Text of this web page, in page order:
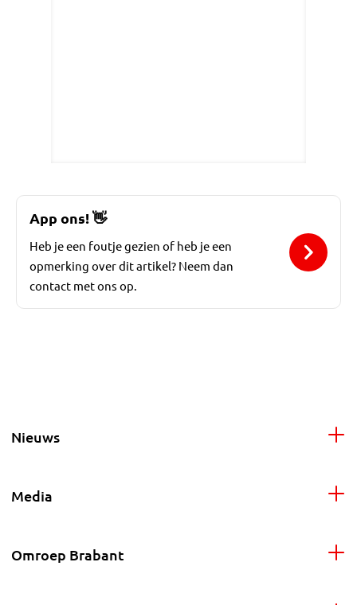
App ons!👋
Heb je een foutje gezien of heb je een
opmerking over dit artikel? Neem dan
contact met ons op.
Nieuws
Media
Omroep Brabant